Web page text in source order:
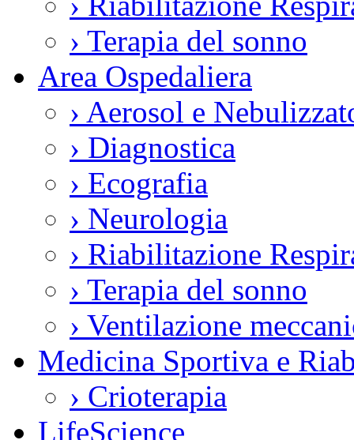
› Terapia del sonno
Area Ospedaliera
› Aerosol e
› Diagnostica
› Ecografia
› Neurologia
› Riabilitazione
› Terapia del sonno
› Ventilazione
Medicina Sportiva e
› Crioterapia
LifeScience